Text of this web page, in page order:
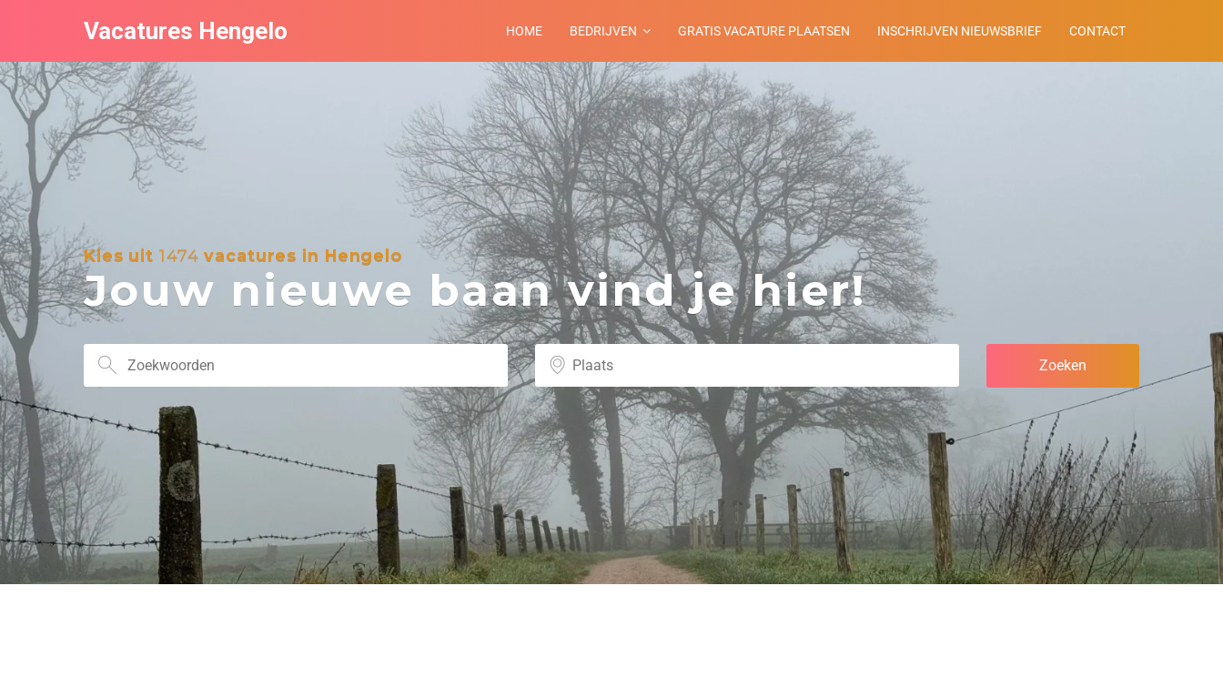
Vacatures Hengelo HOME BEDRIJVEN GRATIS VACATURE PLAATSEN INSCHRIJVEN NIEUWSBRIEF CONTACT
Kies uit 1474 vacatures in Hengelo
Jouw nieuwe baan vind je hier!